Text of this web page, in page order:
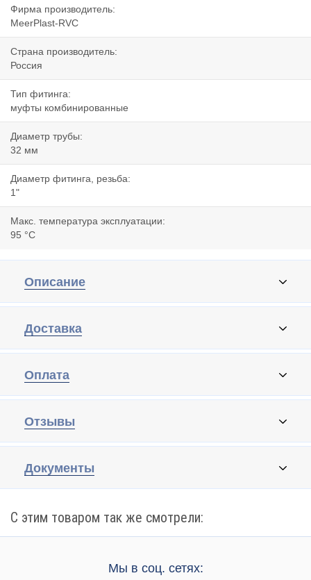
Фирма производитель:
MeerPlast-RVC
Страна производитель:
Россия
Тип фитинга:
муфты комбинированные
Диаметр трубы:
32 мм
Диаметр фитинга, резьба:
1"
Макс. температура эксплуатации:
95 °C
Описание
Доставка
Оплата
Отзывы
Документы
С этим товаром так же смотрели:
Мы в соц. сетях: